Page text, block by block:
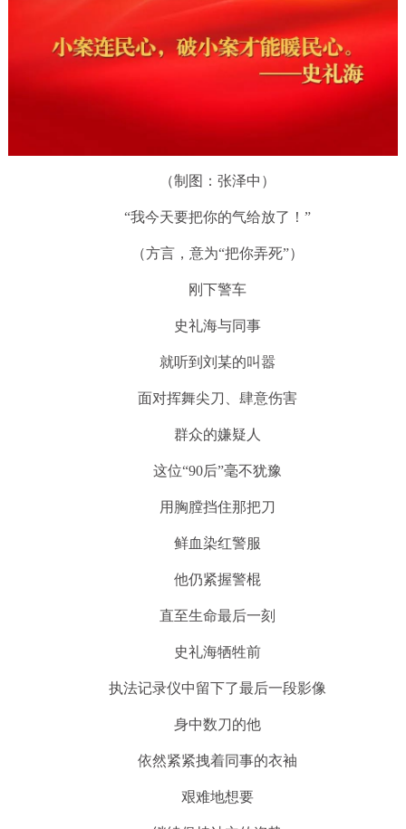
（制图：张泽中）
“我今天要把你的气给放了！”
（方言，意为“把你弄死”）
刚下警车
史礼海与同事
就听到刘某的叫嚣
面对挥舞尖刀、肆意伤害
群众的嫌疑人
这位“90后”毫不犹豫
用胸膛挡住那把刀
鲜血染红警服
他仍紧握警棍
直至生命最后一刻
史礼海牺牲前
执法记录仪中留下了最后一段影像
身中数刀的他
依然紧紧拽着同事的衣袖
艰难地想要